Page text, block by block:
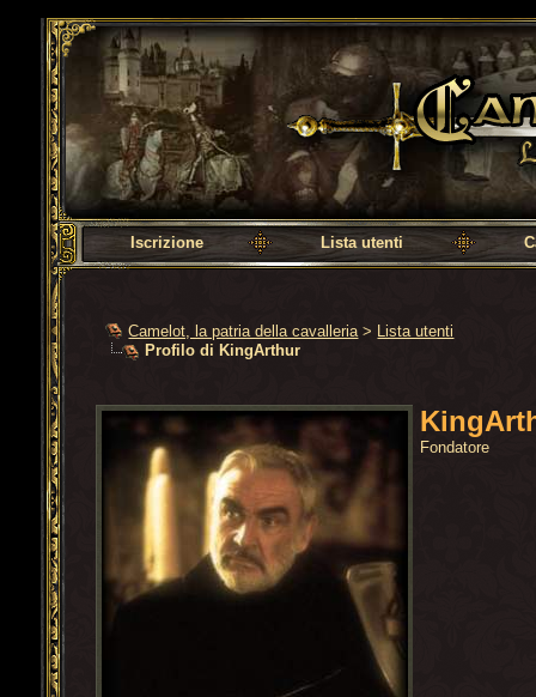
Camelot, la patria della cavalleria
Iscrizione Lista utenti
Camelot, la patria della cavalleria > Lista utenti
Profilo di KingArthur
Fondatore